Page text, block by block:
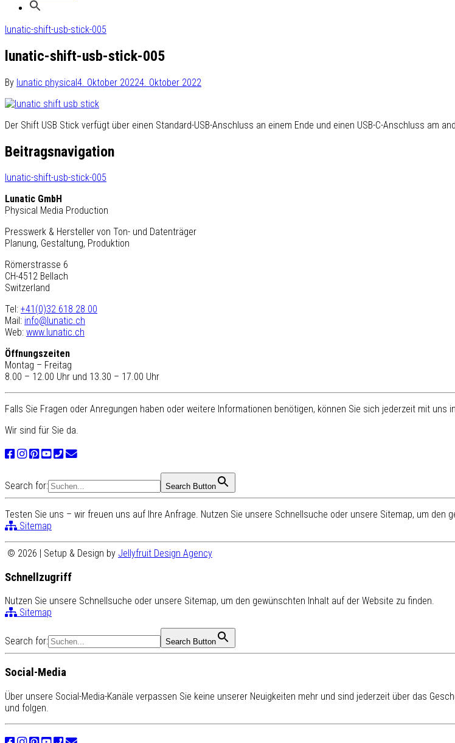
lunatic-shift-usb-stick-005
lunatic-shift-usb-stick-005
By lunatic physical4. Oktober 20224. Oktober 2022
Der Shift USB Stick verfügt über einen Standard-USB-Anschluss an einem Ende und einen USB-C-Anschluss am
Beitragsnavigation
lunatic-shift-usb-stick-005
Lunatic GmbH
Physical Media Production
Presswerk & Hersteller von Ton- und Datenträger
Planung, Gestaltung, Produktion
Römerstrasse 6
CH-4512 Bellach
Switzerland
Tel: +41(0)32 618 28 00
Mail: info@lunatic.ch
Web: www.lunatic.ch
Öffnungszeiten
Montag – Freitag
8.00 – 12.00 Uhr und 13.30 – 17.00 Uhr
Falls Sie Fragen oder Anregungen haben oder weitere Informationen benötigen, können Sie sich jederzeit mit uns
Wir sind für Sie da.
Search for: Search Button
Testen Sie uns – wir freuen uns auf Ihre Anfrage. Nutzen Sie unsere Schnellsuche oder unsere Sitemap, um den
Sitemap
© 2026 | Setup & Design by Jellyfruit Design Agency
Schnellzugriff
Nutzen Sie unsere Schnellsuche oder unsere Sitemap, um den gewünschten Inhalt auf der Website zu finden.
Sitemap
Search for: Search Button
Social-Media
Über unsere Social-Media-Kanäle verpassen Sie keine unserer Neuigkeiten mehr und sind jederzeit über das
und folgen.